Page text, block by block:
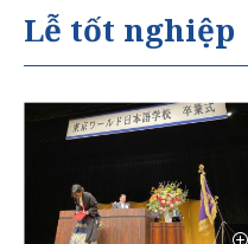
Lễ tốt nghiệp